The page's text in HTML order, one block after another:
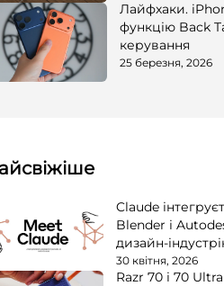
Лайфхаки.
функцію Back
керування
25 березня, 2026
Claude
Blender і
дизайн-
30 квітня, 2026
Razr 70 і 70